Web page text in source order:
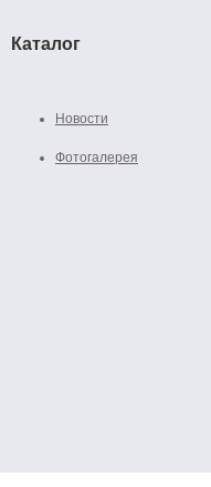
Каталог
Новости
Фотогалерея